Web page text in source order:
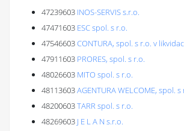
47239603 INOS-SERVIS s.r.o.
47471603 ESC spol. s r.o.
47546603CONTURA, spol. s r.o. v
47911603 PRORES, spol. s r.o.
48026603 MITO spol. s r.o.
48113603AGENTURA WELCOME, spol. s
48200603TARR spol. s r.o.
48269603 J E L A N s.r.o.